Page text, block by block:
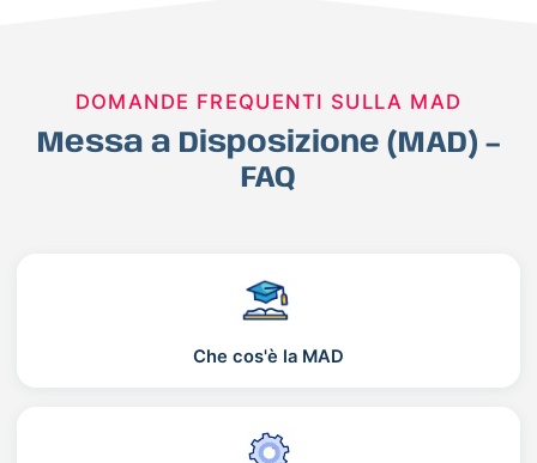
DOMANDE FREQUENTI SULLA MAD
Messa a Disposizione (MAD) –
FAQ
Che cos'è la MAD